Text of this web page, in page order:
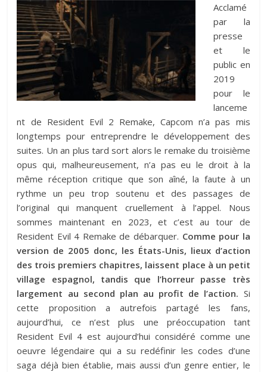
Acclamé
par la
presse
et le
public en
2019
pour le
lanceme
nt de Resident Evil 2 Remake, Capcom n’a pas mis
longtemps pour entreprendre le développement des
suites. Un an plus tard sort alors le remake du troisième
opus qui, malheureusement, n’a pas eu le droit à la
même réception critique que son aîné, la faute à un
rythme un peu trop soutenu et des passages de
l’original qui manquent cruellement à l’appel. Nous
sommes maintenant en 2023, et c’est au tour de
Resident Evil 4 Remake de débarquer. Comme pour la
version de 2005 donc, les États-Unis, lieux d’action
des trois premiers chapitres, laissent place à un petit
village espagnol, tandis que l’horreur passe très
largement au second plan au profit de l’action. Si
cette proposition a autrefois partagé les fans,
aujourd’hui, ce n’est plus une préoccupation tant
Resident Evil 4 est aujourd’hui considéré comme une
oeuvre légendaire qui a su redéfinir les codes d’une
saga déjà bien établie, mais aussi d’un genre entier, le